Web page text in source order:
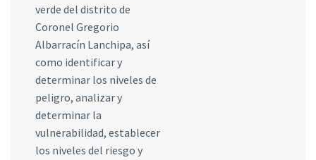
verde del distrito de
Coronel Gregorio
Albarracín Lanchipa, así
como identificar y
determinar los niveles de
peligro, analizar y
determinar la
vulnerabilidad, establecer
los niveles del riesgo y